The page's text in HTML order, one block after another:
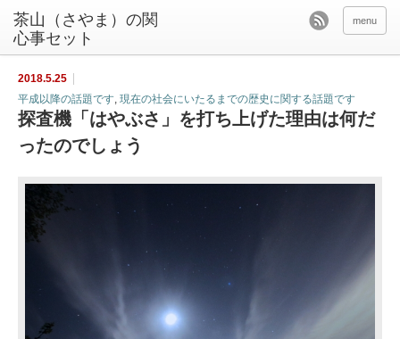
茶山（さやま）の関
心事セット
menu
2018.5.25
平成以降の話題です, 現在の社会にいたるまでの歴史に関する話題です
探査機「はやぶさ」を打ち上げた理由は何だ
ったのでしょう